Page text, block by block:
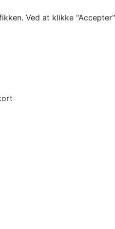
Ved at klikke